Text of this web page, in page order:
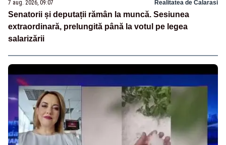
7 aug. 2026, 09:07 Realitatea de Calarasi
Senatorii și deputații rămân la muncă. Sesiunea
extraordinară, prelungită până la votul pe legea
salarizării